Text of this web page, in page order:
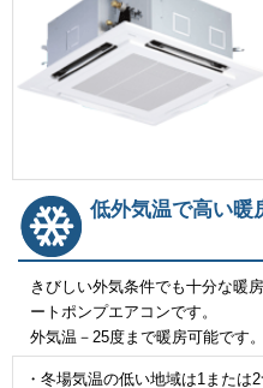
低外気温で高い暖
きびしい外気条件でも十分な暖
ートポンプエアコンです。
外気温－25度まで暖房可能です。
・冬場気温の低い地域は1または